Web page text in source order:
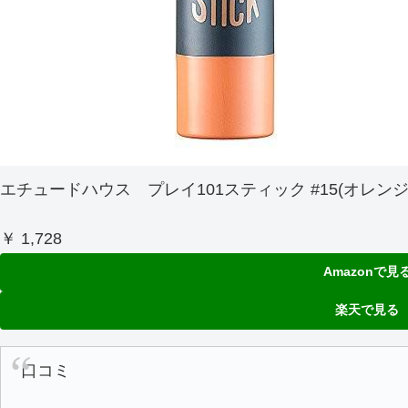
エチュードハウス プレイ101スティック #15(オレン
￥ 1,728
Amazonで見
楽天で見る
口コミ